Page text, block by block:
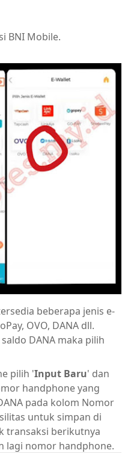
BNI Mobile.
beberapa jenis e-
OVO, DANA dll.
DANA maka pilih
pilih 'Input Baru' dan
handphone yang
pada kolom Nomor
untuk simpan di
transaksi berikutnya
lagi nomor handphone.